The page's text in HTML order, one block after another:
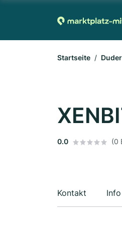
Startseite
0.0 (0
Kontakt Info